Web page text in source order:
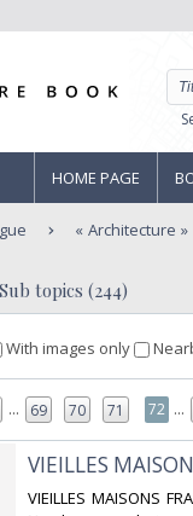
HOME PAGE
Architecture
Sub topics (244)
With images only
... 69 70 71 72 ...
‎VIEILLES
‎VIEILLES MAISONS